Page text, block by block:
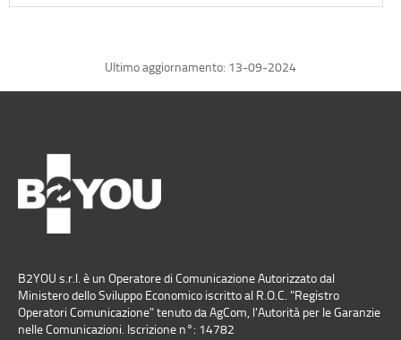
Ultimo aggiornamento: 13-09-2024
B2YOU s.r.l. è un Operatore di Comunicazione Autorizzato dal
Ministero dello Sviluppo Economico iscritto al R.O.C. "Registro
Operatori Comunicazione" tenuto da AgCom, l'Autorità per le Garanzie
nelle Comunicazioni. Iscrizione n°: 14782